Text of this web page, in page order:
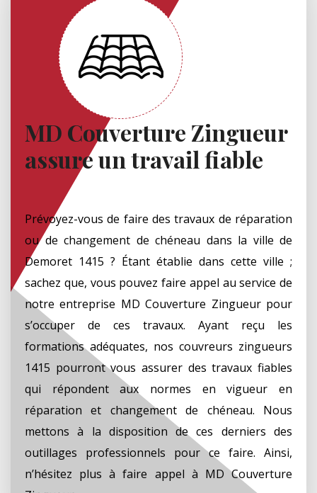
MD Couverture Zingueur
assure un travail fiable
Prévoyez-vous de faire des travaux de réparation
ou de changement de chéneau dans la ville de
Demoret 1415 ? Étant établie dans cette ville ;
sachez que, vous pouvez faire appel au service de
notre entreprise MD Couverture Zingueur pour
s’occuper de ces travaux. Ayant reçu les
formations adéquates, nos couvreurs zingueurs
1415 pourront vous assurer des travaux fiables
qui répondent aux normes en vigueur en
réparation et changement de chéneau. Nous
mettons à la disposition de ces derniers des
outillages professionnels pour ce faire. Ainsi,
n’hésitez plus à faire appel à MD Couverture